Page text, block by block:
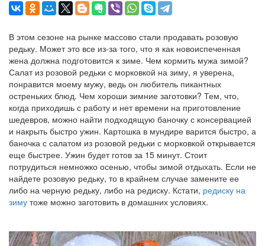
В этом сезоне на рынке массово стали продавать розовую
редьку. Может это все из-за того, что я как новоиспеченная
жена должна подготовится к зиме. Чем кормить мужа зимой?
Салат из розовой редьки с морковкой на зиму, я уверена,
понравится моему мужу, ведь он любитель пикантных
остреньких блюд. Чем хороши зимние заготовки? Тем, что,
когда приходишь с работу и нет времени на приготовление
шедевров, можно найти подходящую баночку с консервацией
и накрыть быстро ужин. Картошка в мундире варится быстро, а
баночка с салатом из розовой редьки с морковкой открывается
еще быстрее. Ужин будет готов за 15 минут. Стоит
потрудиться немножко осенью, чтобы зимой отдыхать. Если не
найдете розовую редьку, то в крайнем случае замените ее
либо на черную редьку, либо на редиску. Кстати, редиску на
зиму тоже можно заготовить в домашних условиях.